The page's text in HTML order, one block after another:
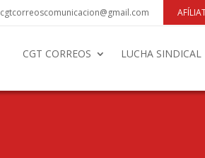
cgtcorreoscomunicacion@gmail.com
CGT CORREOS LUCHA SINDICAL